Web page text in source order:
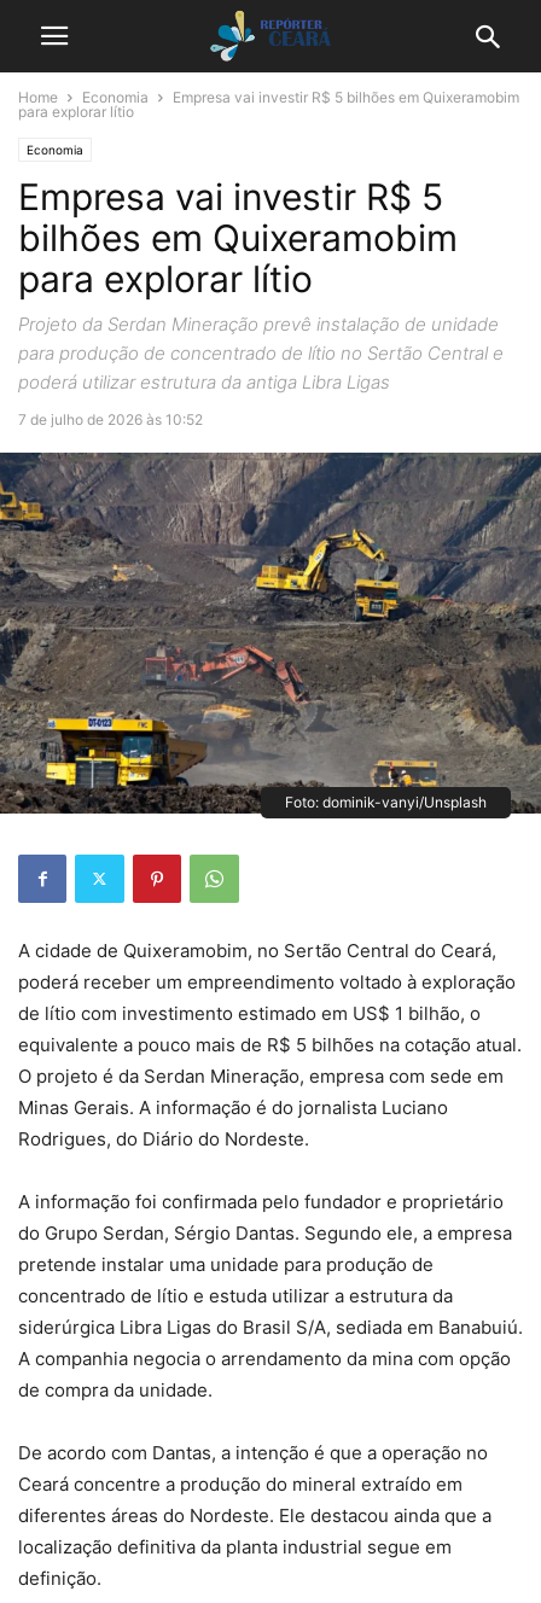
Home Economia
Empresa vai investir R$ 5 bilhões em Quixeramobim
para explorar lítio
Economia
Empresa vai investir R$ 5
bilhões em Quixeramobim
para explorar lítio
Projeto da Serdan Mineração prevê instalação de unidade
para produção de concentrado de lítio no Sertão Central e
poderá utilizar estrutura da antiga Libra Ligas
7 de julho de 2026 às 10:52
Foto: dominik-vanyi/Unsplash
A cidade de Quixeramobim, no Sertão Central do Ceará,
poderá receber um empreendimento voltado à exploração
de lítio com investimento estimado em US$ 1 bilhão, o
equivalente a pouco mais de R$ 5 bilhões na cotação atual.
O projeto é da Serdan Mineração, empresa com sede em
Minas Gerais. A informação é do jornalista Luciano
Rodrigues, do Diário do Nordeste.
A informação foi confirmada pelo fundador e proprietário
do Grupo Serdan, Sérgio Dantas. Segundo ele, a empresa
pretende instalar uma unidade para produção de
concentrado de lítio e estuda utilizar a estrutura da
siderúrgica Libra Ligas do Brasil S/A, sediada em Banabuiú.
A companhia negocia o arrendamento da mina com opção
de compra da unidade.
De acordo com Dantas, a intenção é que a operação no
Ceará concentre a produção do mineral extraído em
diferentes áreas do Nordeste. Ele destacou ainda que a
localização definitiva da planta industrial segue em
definição.